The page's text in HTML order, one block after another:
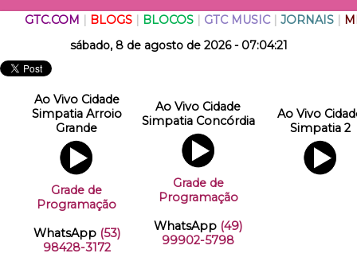
GTC.COM BLOGS| BLOCOS| GTC MUSIC| JORNAIS|
sábado, 8 de agosto de 2026 - 07:04:21
Ao Vivo Cidade
Simpatia Arroio
Grande
Grade de
Programação
WhatsApp (53)
98428-3172
Ao Vivo Cidade
Simpatia Concórdia
Grade de
Programação
WhatsApp (49)
99902-5798
Ao Vivo
Simpatia 2